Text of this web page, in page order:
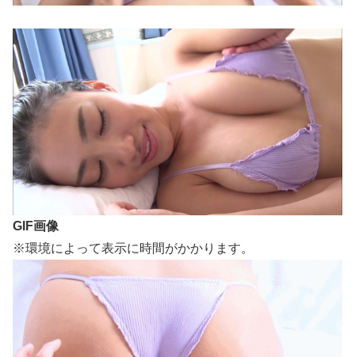
GIF画像
※環境によって表示に時間がかかります。